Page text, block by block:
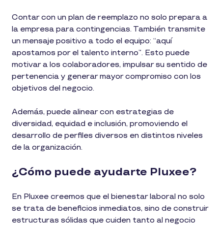
Contar con un plan de reemplazo no solo prepara a
la empresa para contingencias. También transmite
un mensaje positivo a todo el equipo: “aquí
apostamos por el talento interno”. Esto puede
motivar a los colaboradores, impulsar su sentido de
pertenencia y generar mayor compromiso con los
objetivos del negocio.
Además, puede alinear con estrategias de
diversidad, equidad e inclusión, promoviendo el
desarrollo de perfiles diversos en distintos niveles
de la organización.
¿Cómo puede ayudarte Pluxee?
En Pluxee creemos que el bienestar laboral no solo
se trata de beneficios inmediatos, sino de construir
estructuras sólidas que cuiden tanto al negocio